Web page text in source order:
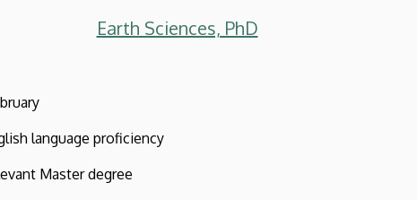
Earth Sciences, PhD
language proficiency
Master degree